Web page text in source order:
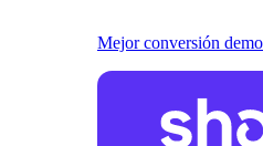
Mejor conversión